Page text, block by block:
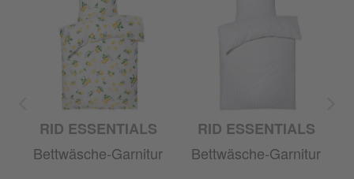
RID ESSENTIALS
Bettwäsche-Garnitur
RID ESSENTIALS
Bettwäsche-Garnitur